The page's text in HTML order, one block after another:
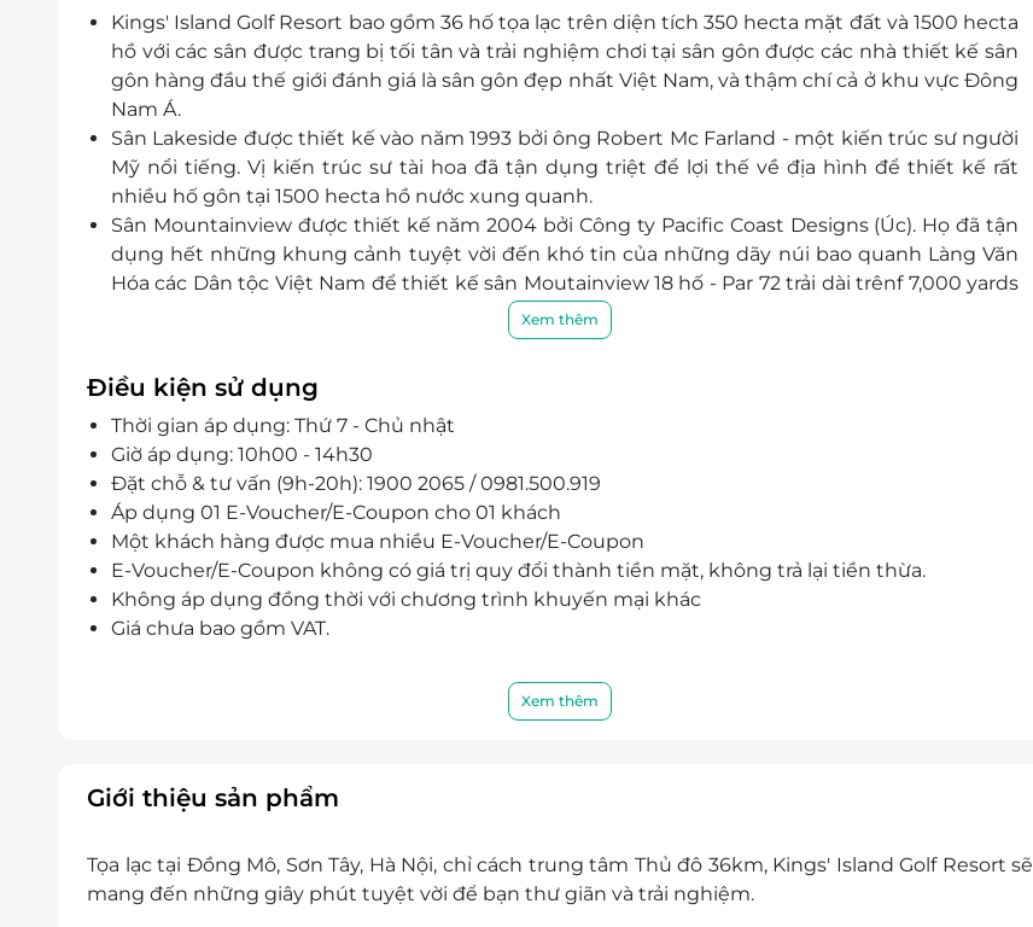
Kings' Island Golf Resort bao gồm 36 hố tọa lạc trên diện tích 350 hecta mặt đất và 1500 hecta
hồ với các sân được trang bị tối tân và trải nghiệm chơi tại sân gôn được các nhà thiết kế sân
gôn hàng đầu thế giới đánh giá là sân gôn đẹp nhất Việt Nam, và thậm chí cả ở khu vực Đông
Nam Á.
Sân Lakeside được thiết kế vào năm 1993 bởi ông Robert Mc Farland - một kiến trúc sư người
Mỹ nổi tiếng. Vị kiến trúc sư tài hoa đã tận dụng triệt để lợi thế về địa hình để thiết kế rất
nhiều hố gôn tại 1500 hecta hồ nước xung quanh.
Sân Mountainview được thiết kế năm 2004 bởi Công ty Pacific Coast Designs (Úc). Họ đã tận
dụng hết những khung cảnh tuyệt vời đến khó tin của những dãy núi bao quanh Làng Văn
Hóa các Dân tộc Việt Nam để thiết kế sân Moutainview 18 hố - Par 72 trải dài trênf 7,000 yards
Sân Kings Course (19 hố) là sân gôn mới nhất tại King's Island Golf Resort. Sân gôn mới này
thế giới Nicklaus Design, được sáng lập bởi huyền thoại gôn Jack Nicklaus.
Xem thêm
Điều kiện sử dụng
Thời gian áp dụng: Thứ 7 - Chủ nhật
Giờ áp dụng: 10h00 - 14h30
Đặt chỗ & tư vấn (9h-20h): 1900 2065 / 0981.500.919
Áp dụng 01 E-Voucher/E-Coupon cho 01 khách
Một khách hàng được mua nhiều E-Voucher/E-Coupon
E-Voucher/E-Coupon không có giá trị quy đổi thành tiền mặt, không trả lại tiền thừa.
Không áp dụng đồng thời với chương trình khuyến mại khác
Giá chưa bao gồm VAT.
Xem thêm
Giới thiệu sản phẩm
Tọa lạc tại Đồng Mô, Sơn Tây, Hà Nội, chỉ cách trung tâm Thủ đô 36km, Kings' Island Golf Resort sẽ
mang đến những giây phút tuyệt vời để bạn thư giãn và trải nghiệm.